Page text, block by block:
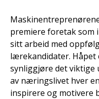
premiere foretak som
sitt arbeid med
lærekandidater. Håpet
synliggjøre det viktige
av næringslivet hver
inspirere og motivere